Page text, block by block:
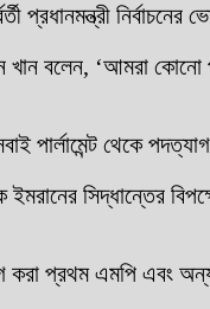
প্রধানমন্ত্রী
খান বলেন, ‘আমরা
পার্লামেন্ট থেকে
সিদ্ধান্তের
করা প্রথম এমপি এবং